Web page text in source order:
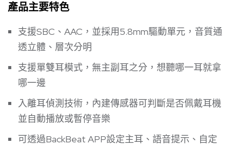
產品主要特色
支援SBC、AAC，並採用5.8mm驅動單元，音質通
透立體、層次分明
支援單雙耳模式，無主副耳之分，想聽哪一耳就拿
哪一邊
入離耳偵測技術，內建傳感器可判斷是否佩戴耳機
並自動播放或暫停音樂
可透過BackBeat APP設定主耳、語音提示、自定